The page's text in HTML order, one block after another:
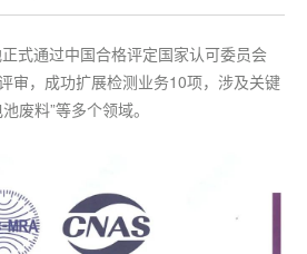
式通过中国合格评定国家认可委员会
审，成功扩展检测业务10项，涉及关键
废料”等多个领域。